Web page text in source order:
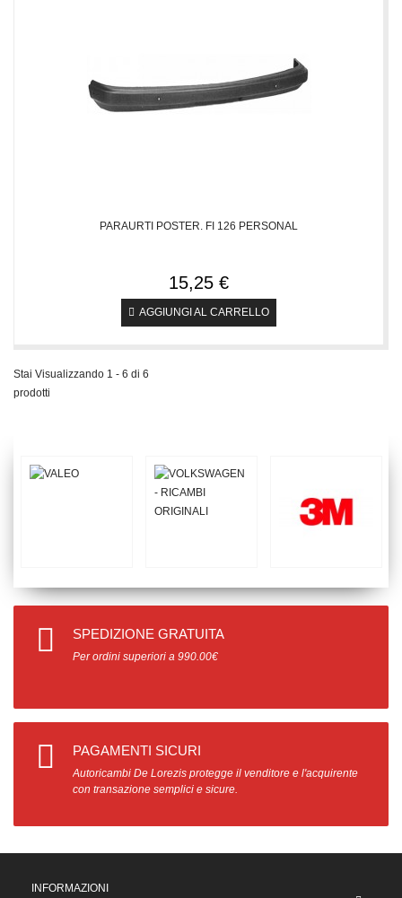
PARAURTI POSTER. FI 126 PERSONAL
15,25 €
AGGIUNGI AL CARRELLO
Stai Visualizzando 1 - 6 di 6
prodotti
SPEDIZIONE GRATUITA
Per ordini superiori a 990.00€
PAGAMENTI SICURI
Autoricambi De Lorezis protegge il venditore e l'acquirente
con transazione semplici e sicure.
INFORMAZIONI